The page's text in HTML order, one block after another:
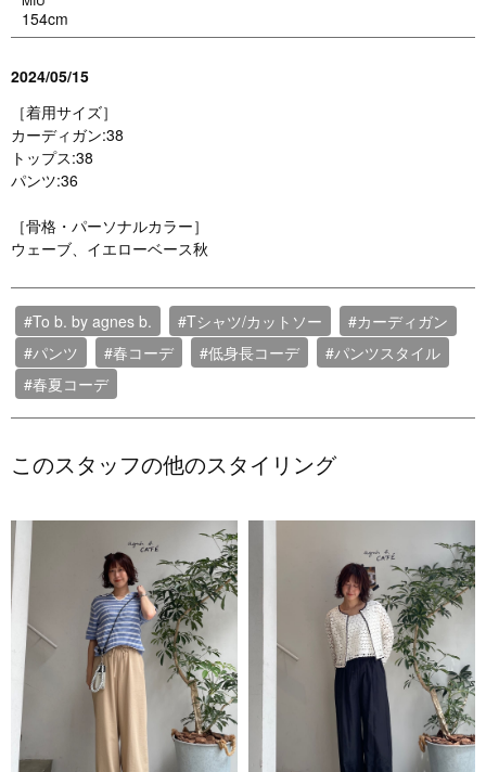
154cm
2024/05/15
［着用サイズ］
カーディガン:38
トップス:38
パンツ:36
［骨格・パーソナルカラー］
ウェーブ、イエローベース秋
#To b. by agnes b. #Tシャツ/カットソー
#カーディガン
#パンツ
#春コーデ #低身長コーデ
#パンツスタイル
#春夏コーデ
このスタッフの他のスタイリング